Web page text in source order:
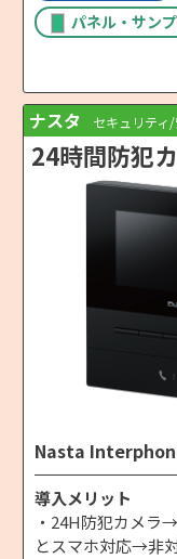
パネル・サン
ナスタ セキュリティ
24時間防犯
Nasta
導入メリット
・24H防犯カメラ
とスマホ対応→非